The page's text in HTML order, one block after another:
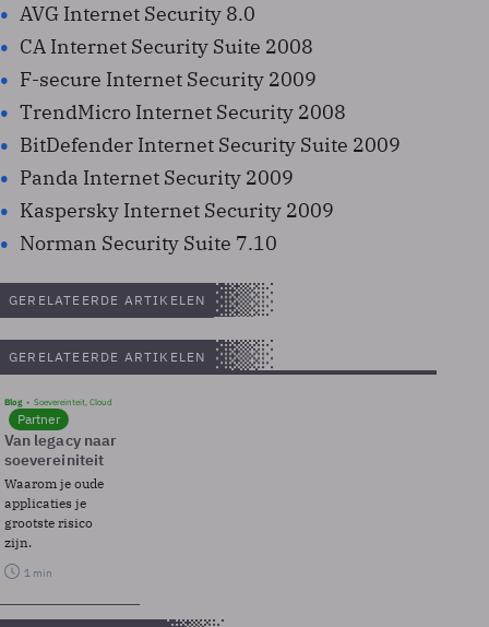
AVG Internet Security 8.0
CA Internet Security Suite 2008
F-secure Internet Security 2009
TrendMicro Internet Security 2008
BitDefender Internet Security Suite 2009
Panda Internet Security 2009
Kaspersky Internet Security 2009
Norman Security Suite 7.10
GERELATEERDE ARTIKELEN
GERELATEERDE ARTIKELEN
Blog Soevereinteit, Cloud
Partner
Van legacy naar
soevereiniteit
Waarom je oude
applicaties je
grootste risico
zijn.
1 min